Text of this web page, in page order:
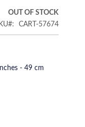
OUT OF STOCK
CART-57674
- 49 cm